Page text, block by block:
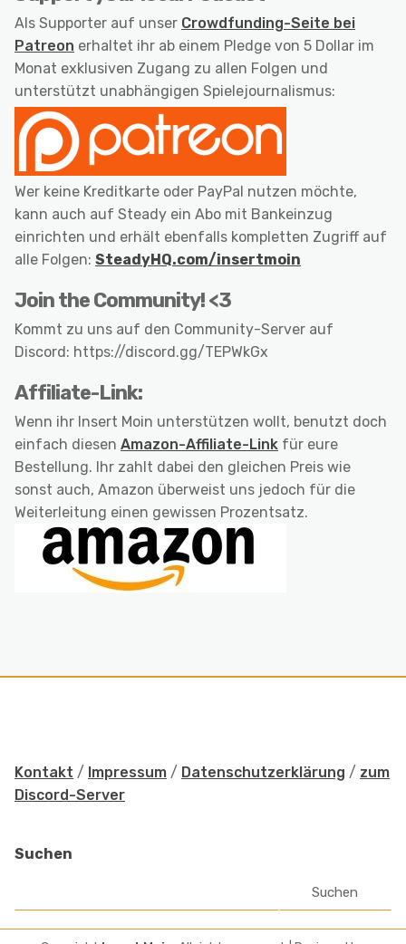
Als Supporter auf unser Crowdfunding-Seite bei
Patreon erhaltet ihr ab einem Pledge von 5 Dollar im
Monat exklusiven Zugang zu allen Folgen und
unterstützt unabhängigen Spielejournalismus:
Wer keine Kreditkarte oder PayPal nutzen möchte,
kann auch auf Steady ein Abo mit Bankeinzug
einrichten und erhält ebenfalls kompletten Zugriff auf
alle Folgen: SteadyHQ.com/insertmoin
Join the Community! <3
Kommt zu uns auf den Community-Server auf
Discord: https://discord.gg/TEPWkGx
Affiliate-Link:
Wenn ihr Insert Moin unterstützen wollt, benutzt doch
einfach diesen Amazon-Affiliate-Link für eure
Bestellung. Ihr zahlt dabei den gleichen Preis wie
sonst auch, Amazon überweist uns jedoch für die
Weiterleitung einen gewissen Prozentsatz.
Kontakt / Impressum / Datenschutzerklärung / zum
Discord-Server
Suchen
Suchen